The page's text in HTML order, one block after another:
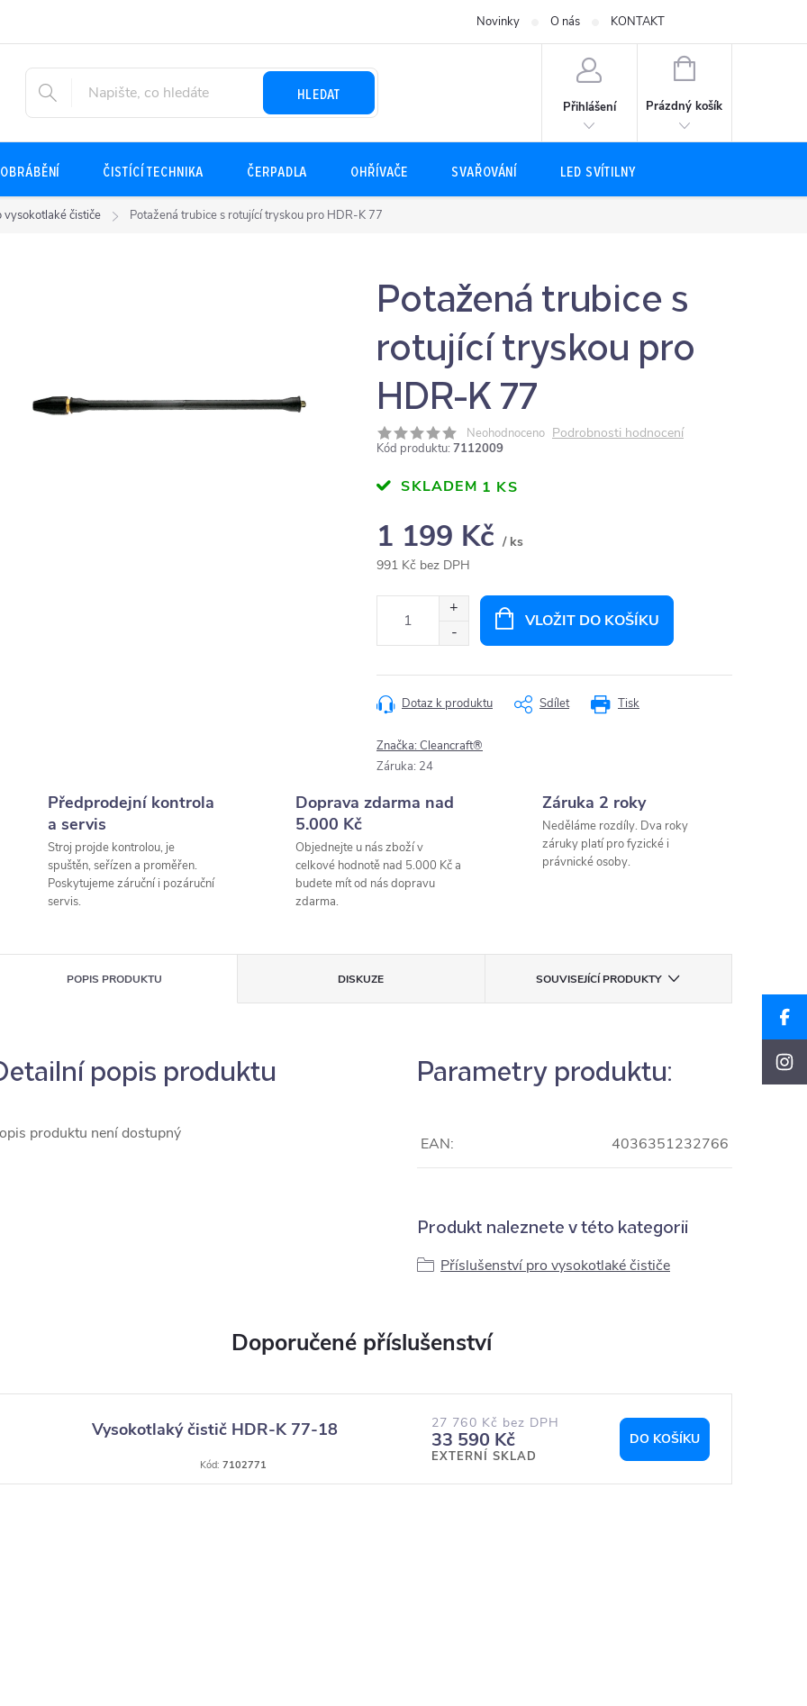
Novinky O nás KONTAKT
HLEDAT
Přihlášení
NÁKUPNÍ
Prázdný košík
ČISTÍCÍ TECHNIKA ČERPADLA OHŘÍVAČE SVAŘOVÁNÍ LED SVÍTILNY
vysokotlaké čističe Potažená trubice s rotující tryskou pro HDR-K 77
Potažená trubice s
rotující tryskou pro
HDR-K 77
Neohodnoceno Podrobnosti hodnocení
Kód produktu: 7112009
SKLADEM 1 KS
1 199 Kč / ks
991 Kč bez DPH
VLOŽIT DO KOŠÍKU
Tisk
Dotaz k produktu Sdílet
Značka:Cleancraft®
Záruka: 24
Předprodejní kontrola
a servis
Stroj projde kontrolou, je
spuštěn, seřízen a proměřen.
Poskytujeme záruční i pozáruční
servis.
Doprava zdarma nad
5.000 Kč
Objednejte u nás zboží v
celkové hodnotě nad 5.000 Kč a
budete mít od nás dopravu
zdarma.
Záruka 2 roky
Neděláme rozdíly. Dva roky
záruky platí pro fyzické i
právnické osoby.
POPIS PRODUKTU DISKUZE SOUVISEJÍCÍ PRODUKTY
popis produktu
produktu není dostupný
Parametry produktu:
EAN: 4036351232766
Produkt naleznete v této kategorii
Příslušenství pro vysokotlaké čističe
Vysokotlaký čistič HDR-K 77-18 27 760 Kč bez DPH
33 590 Kč
EXTERNÍ SKLAD
DO KOŠÍKU
Kód: 7102771